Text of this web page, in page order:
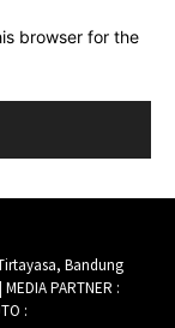
browser for the
Bandung
PARTNER :
: